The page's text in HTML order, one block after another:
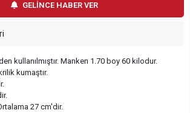
GELİNCE HABER VER
kullanılmıştır. Manken 1.70 boy 60 kilodur.
kumaştır.
27 cm'dir.